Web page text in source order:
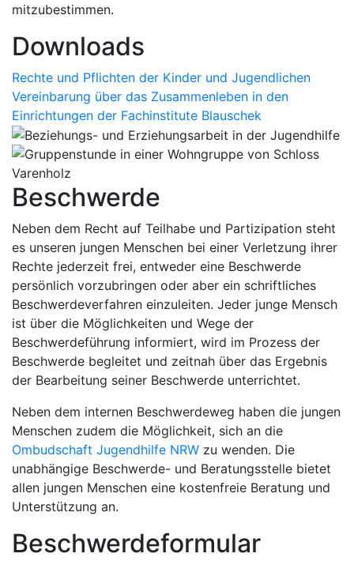
mitzubestimmen.
Downloads
Rechte und Pflichten der Kinder und Jugendlichen
Vereinbarung über das Zusammenleben in den
Einrichtungen der Fachinstitute Blauschek
Beschwerde
Neben dem Recht auf Teilhabe und Partizipation steht
es unseren jungen Menschen bei einer Verletzung ihrer
Rechte jederzeit frei, entweder eine Beschwerde
persönlich vorzubringen oder aber ein schriftliches
Beschwerdeverfahren einzuleiten. Jeder junge Mensch
ist über die Möglichkeiten und Wege der
Beschwerdeführung informiert, wird im Prozess der
Beschwerde begleitet und zeitnah über das Ergebnis
der Bearbeitung seiner Beschwerde unterrichtet.
Neben dem internen Beschwerdeweg haben die jungen
Menschen zudem die Möglichkeit, sich an die
Ombudschaft Jugendhilfe NRW zu wenden. Die
unabhängige Beschwerde- und Beratungsstelle bietet
allen jungen Menschen eine kostenfreie Beratung und
Unterstützung an.
Beschwerdeformular